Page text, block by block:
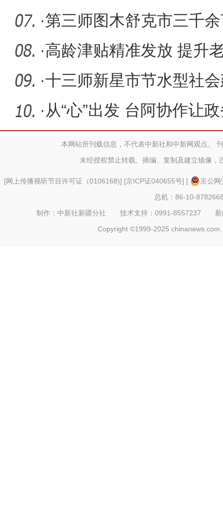
少年”
·第三师图木舒克市三千
·高龄津贴精准发放 提升
·十三师新星市节水型社
· 从“心”出发 台阿协作让
有速度
本网站所刊载信息，不代表中新社和中新网观点。
未经授权禁止转载、摘编、复制及建立镜像，
[网上传播视听节目许可证（0106168)] [京ICP证040655号] [
京公
总机：86-10-
制作：中新社新疆分社 技术支持：0991-8557237
Copyright ©1999-2025